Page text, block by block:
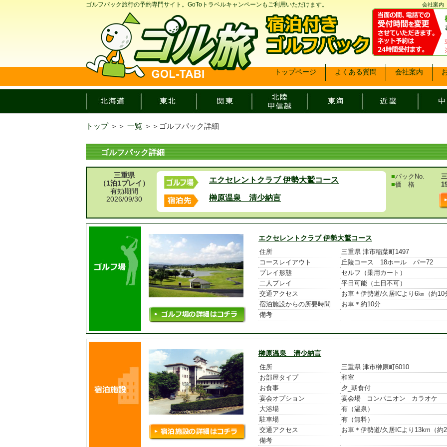
ゴルフパック旅行の予約専門サイト。GoToトラベルキャンペーンもご利用いただけます。 会社案内
トップページ よくある質問 会社案内
トップ ＞＞ 一覧 ＞＞ ゴルフパック詳細
ゴルフパック詳細
三重県
（1泊1プレイ）
有効期間
2026/09/30
エクセレントクラブ 伊勢大鷲コース
榊原温泉 清少納言
■パックNo.
■価 格
エクセレントクラブ 伊勢大鷲コース
住所
三重県 津市稲葉町1497
コースレイアウト
丘陵コース 18ホール パー72
プレイ形態
セルフ（乗用カート）
二人プレイ
平日可能（土日不可）
交通アクセス
お車＊伊勢道/久居ICより6㎞（約10
宿泊施設からの所要時間
お車＊約10分
備考
榊原温泉 清少納言
住所
三重県 津市榊原町6010
お部屋タイプ
和室
お食事
夕_朝食付
宴会オプション
宴会場 コンパニオン カラオケ
大浴場
有（温泉）
駐車場
有（無料）
交通アクセス
お車＊伊勢道/久居ICより13km（約
備考